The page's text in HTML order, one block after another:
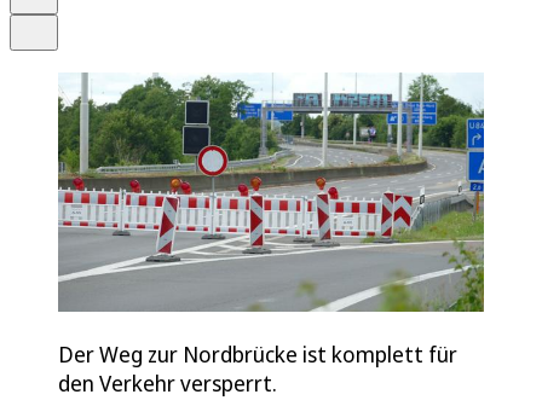
Der Weg zur Nordbrücke ist komplett für
den Verkehr versperrt.